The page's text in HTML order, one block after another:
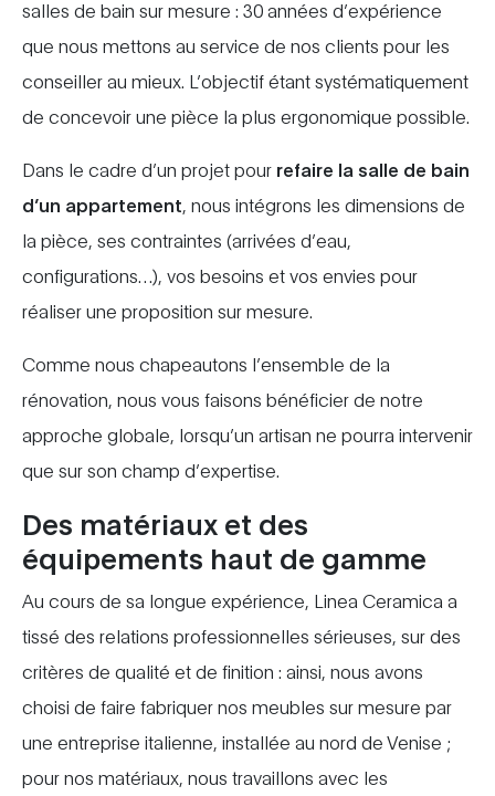
salles de bain sur mesure : 30 années d’expérience
que nous mettons au service de nos clients pour les
conseiller au mieux. L’objectif étant systématiquement
de concevoir une pièce la plus ergonomique possible.
Dans le cadre d’un projet pour refaire la salle de bain
d’un appartement , nous intégrons les dimensions de
la pièce, ses contraintes (arrivées d’eau,
configurations…), vos besoins et vos envies pour
réaliser une proposition sur mesure.
Comme nous chapeautons l’ensemble de la
rénovation, nous vous faisons bénéficier de notre
approche globale, lorsqu’un artisan ne pourra intervenir
que sur son champ d’expertise.
Des matériaux et des
équipements haut de gamme
Au cours de sa longue expérience, Linea Ceramica a
tissé des relations professionnelles sérieuses, sur des
critères de qualité et de finition : ainsi, nous avons
choisi de faire fabriquer nos meubles sur mesure par
une entreprise italienne, installée au nord de Venise ;
pour nos matériaux, nous travaillons avec les